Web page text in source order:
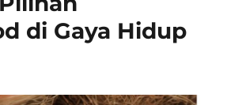
di Gaya Hidup